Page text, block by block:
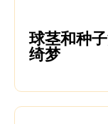
球茎和种
绮梦